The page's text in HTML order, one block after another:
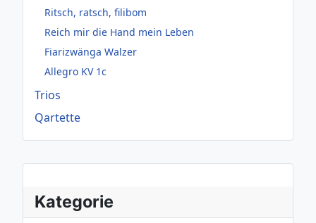
Kategorie
Ritsch, ratsch, filibom
Reich mir die Hand mein Leben
Fiarizwänga Walzer
Allegro KV 1c
Trios
Qartette